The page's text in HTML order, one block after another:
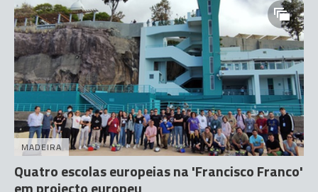
MADEIRA
Quatro escolas europeias na 'Francisco Franco'